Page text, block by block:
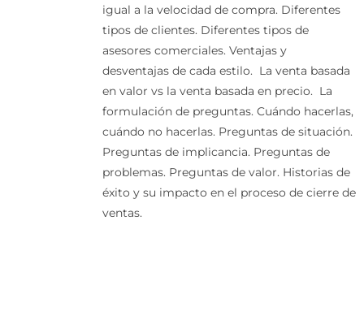
igual a la velocidad de compra. Diferentes
tipos de clientes. Diferentes tipos de
asesores comerciales. Ventajas y
desventajas de cada estilo. La venta basada
en valor vs la venta basada en precio. La
formulación de preguntas. Cuándo hacerlas,
cuándo no hacerlas. Preguntas de situación.
Preguntas de implicancia. Preguntas de
problemas. Preguntas de valor. Historias de
éxito y su impacto en el proceso de cierre de
ventas.